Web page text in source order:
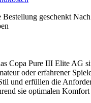
Bestellung geschenkt
Copa Pure III Elite AG
oder erfahrener
und erfüllen die
sie optimalen Komfort